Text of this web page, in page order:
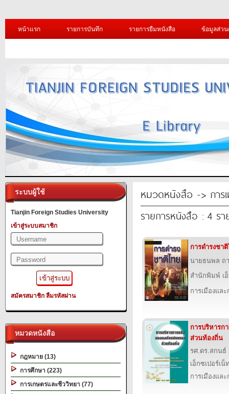
หน้าแรก รายการบันทึก รายการยืมหนังสือ ข้อมูลส่ว
ระบบผู้ใช้
Tianjin Foreign Studies University
เข้าสู่ระบบสมาชิก
สมัครสมาชิก ลืมรหัสผ่าน
หมวดหนังสือ
กฎหมาย (13)
การศึกษา (223)
การเกษตรและชีววิทยา (77)
หมวดหนังสือ -> การ
รายการหนังสือ : 4 รา
การดำรงชา
นายธนพล ถ
สำนักพิมพ์ เ
การเมืองแล
การบริหารก
ส่วนท้องถิ่น
รศ.ดร.สกน
เอ็กซเปอร์เ
การเมืองแล